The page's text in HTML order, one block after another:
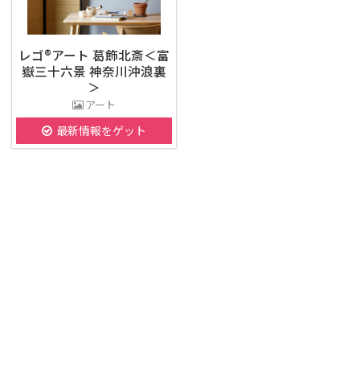
レゴ®アート 葛飾北斎＜富
嶽三十六景 神奈川沖浪裏
＞
アート
最新情報をゲット